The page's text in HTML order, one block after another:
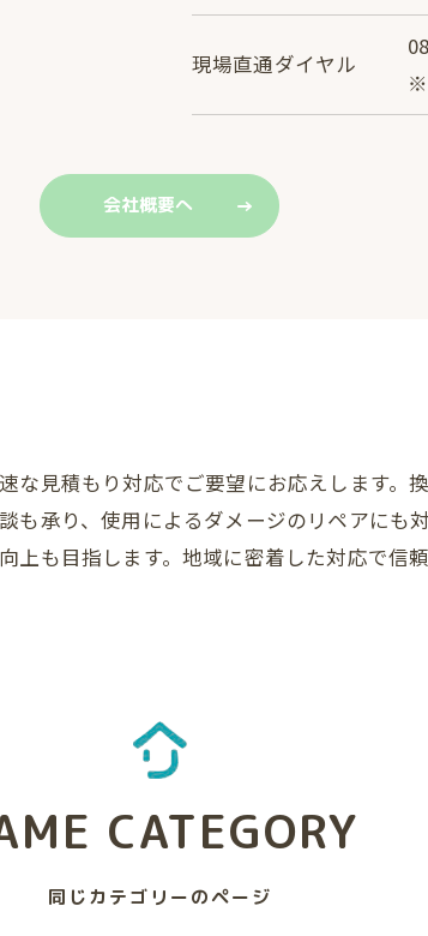
現場直通ダイヤル
※
会社概要へ
な見積もり対応でご要望にお応えします。
も承り、使用によるダメージのリペアにも
上も目指します。地域に密着した対応で信
同じカテゴリーのページ
CATEGORY